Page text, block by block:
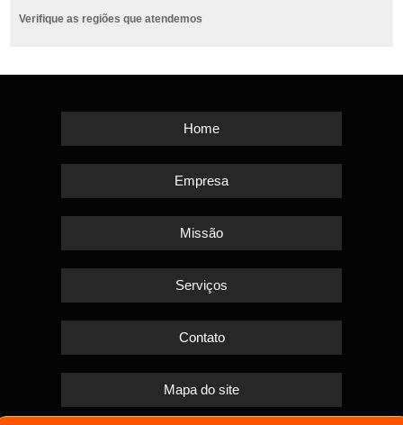
Verifique as regiões que atendemos
Home
Empresa
Missão
Serviços
Contato
Mapa do site